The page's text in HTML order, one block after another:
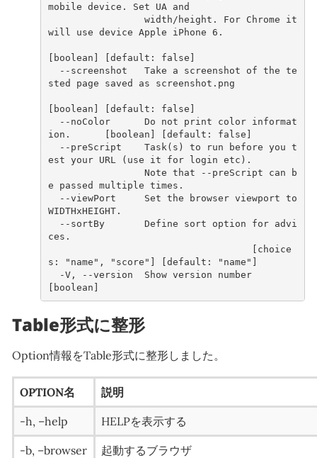
mobile device. Set UA and
will use device Apple iPhone 6.
[boolean] [default: false]
sted page saved as screenshot.png
[boolean] [default: false]
ion.      [boolean] [default: false]
est your URL (use it for login etc).
e passed multiple times.
WIDTHxHEIGHT.
ces.
s: "name", "score"] [default: "name"]
[boolean]
Table形式に整形
Option情報をTable形式に整形しました。
OPTION名 説明
-h, –help HELPを表示する
-b, –browser 起動するブラウザ